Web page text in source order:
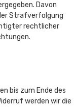
Davon
Strafverfolgung
rechtlicher
bis zum Ende des
werden wir die